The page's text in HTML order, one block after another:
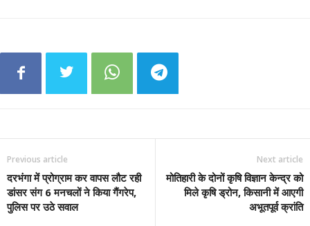
Previous article
दरभंगा में प्रोग्राम कर वापस लौट रही
डांसर संग 6 मनचलों ने किया गैंगरेप,
पुलिस पर उठे सवाल
Next article
मोतिहारी के दोनों कृषि विज्ञान केन्द्र को
मिले कृषि ड्रोन, किसानी में आएगी
अभूतपूर्व क्रांति